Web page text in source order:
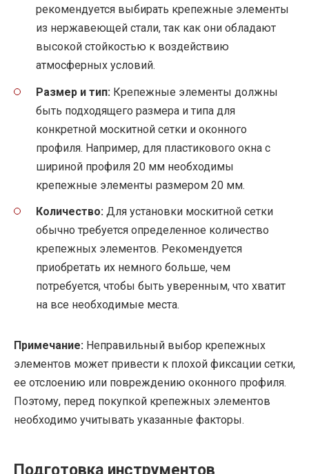
рекомендуется выбирать крепежные элементы
из нержавеющей стали, так как они обладают
высокой стойкостью к воздействию
атмосферных условий.
Размер и тип: Крепежные элементы должны
быть подходящего размера и типа для
конкретной москитной сетки и оконного
профиля. Например, для пластикового окна с
шириной профиля 20 мм необходимы
крепежные элементы размером 20 мм.
Количество: Для установки москитной сетки
обычно требуется определенное количество
крепежных элементов. Рекомендуется
приобретать их немного больше, чем
потребуется, чтобы быть уверенным, что хватит
на все необходимые места.
Примечание: Неправильный выбор крепежных
элементов может привести к плохой фиксации сетки,
ее отслоению или повреждению оконного профиля.
Поэтому, перед покупкой крепежных элементов
необходимо учитывать указанные факторы.
Подготовка инструментов